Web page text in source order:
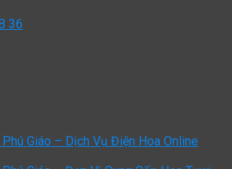
Giáo – Dịch Vụ Điện Hoa Online